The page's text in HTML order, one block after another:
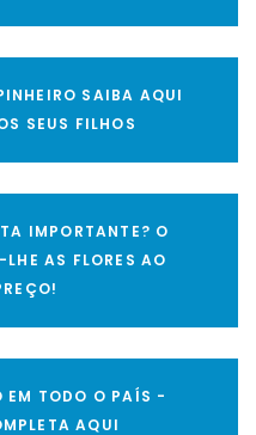
SAIBA AQUI
SEUS FILHOS
IMPORTANTE? O
AS FLORES AO
EM TODO O PAÍS -
AQUI